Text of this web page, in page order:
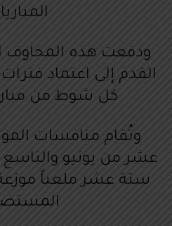
ودفعت هذه المخاوف
القدم إلى اعتماد
كل شوط من
وتُقام منافسات
عشر من يونيو
ستة عشر ملعباً موزعة